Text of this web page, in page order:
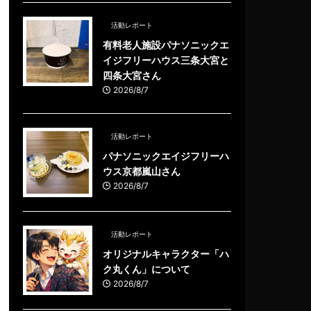
活動レポート
有料老人施設パナソニックエ
イジフリーハウス三条大宮と
四条大宮さん
2026/8/7
活動レポート
パナソニックエイジフリーハ
ウス京都嵐山さん
2026/8/7
活動レポート
オリジナルキャラクター「ハ
ク丸くん」について
2026/8/7